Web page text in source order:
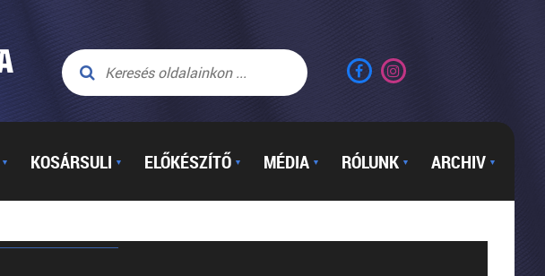
▼ KOSÁRSULI ▼ ELŐKÉSZÍTŐ ▼ MÉDIA ▼ RÓLUNK ▼ ARCHIV ▼